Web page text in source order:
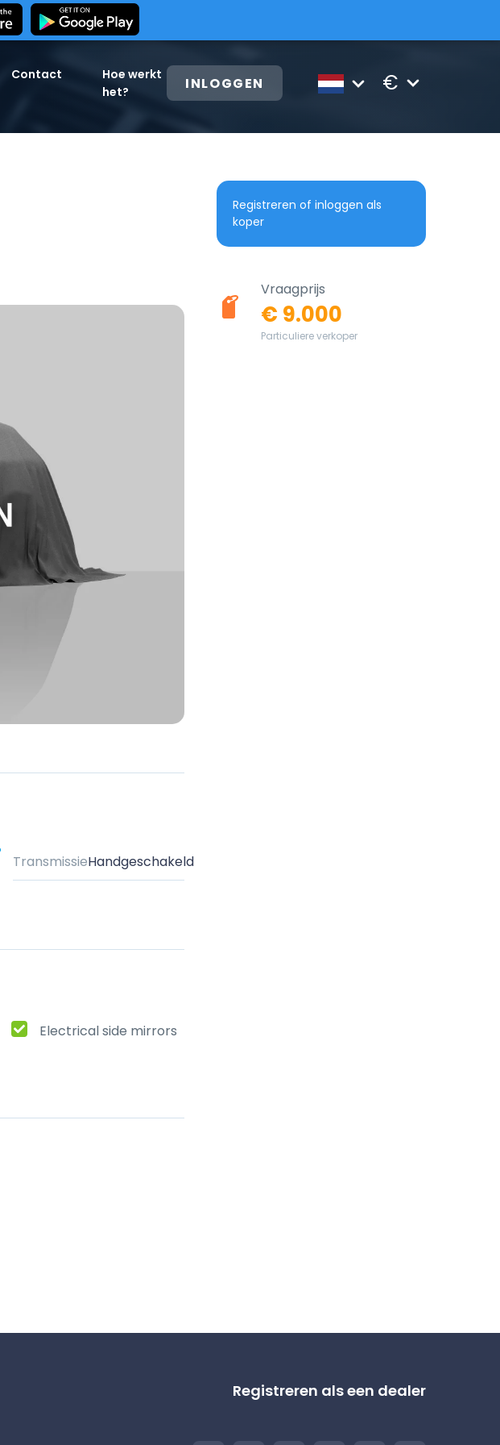
Contact
Hoe werkt
het?
INLOGGEN €
TransmissieHandgeschakeld
Electrical side mirrors
Registreren of inloggen als
koper
Vraagprijs
€ 9.000
Particuliere verkoper
Registreren als een dealer